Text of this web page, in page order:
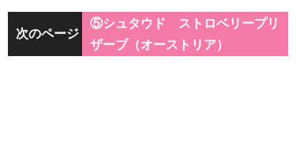
次のページ
⑤シュタウド ストロベリープリ
ザーブ（オーストリア）